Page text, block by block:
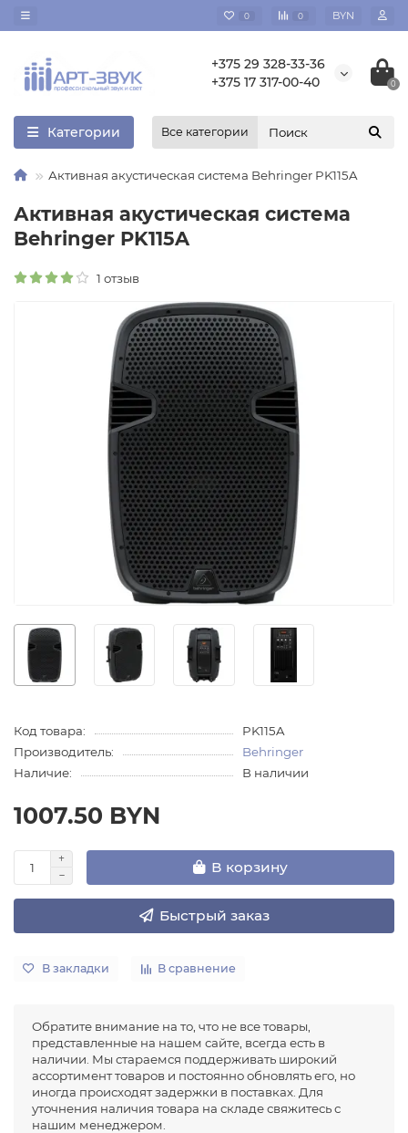
0 0 BYN
+375 29 328-33-36
+375 17 317-00-40
0
Категории Все категории
Активная акустическая система Behringer PK115A
Активная акустическая система
Behringer PK115A
1 отзыв
Код товара:
PK115A
Производитель:
Behringer
Наличие:
В наличии
1007.50 BYN
В корзину
Быстрый заказ
В закладки В сравнение
Обратите внимание на то, что не все товары,
представленные на нашем сайте, всегда есть в
наличии. Мы стараемся поддерживать широкий
ассортимент товаров и постоянно обновлять его, но
иногда происходят задержки в поставках. Для
уточнения наличия товара на складе свяжитесь с
нашим менеджером.